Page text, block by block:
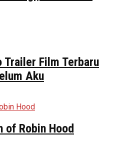
Film Terbaru
Aku
of Robin Hood